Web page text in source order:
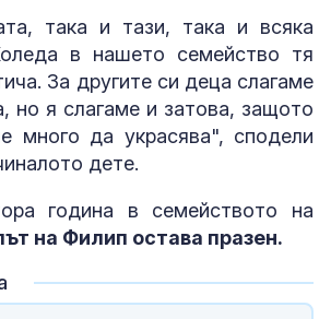
така и тази, така и всяка
в нашето семейство тя
За другите си деца слагаме
но я слагаме и затова, защото
много да украсява", сподели
дете.
година в семейството на
на Филип остава празен.